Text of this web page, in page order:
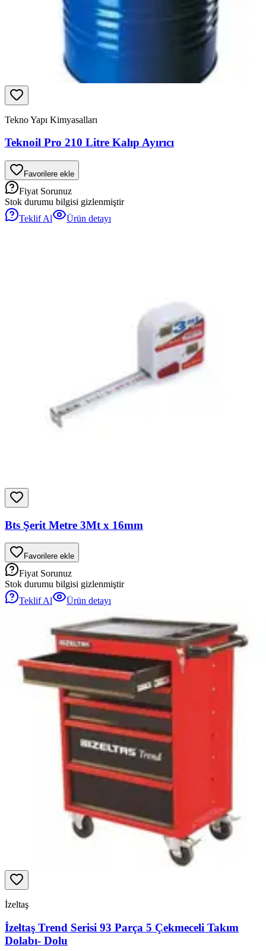
Tekno Yapı Kimyasalları
Teknoil Pro 210 Litre Kalıp Ayırıcı
Favorilere ekle
Fiyat Sorunuz
Stok durumu bilgisi gizlenmiştir
Teklif Al
Ürün detayı
Bts Şerit Metre 3Mt x 16mm
Favorilere ekle
Fiyat Sorunuz
Stok durumu bilgisi gizlenmiştir
Teklif Al
Ürün detayı
İzeltaş
İzeltaş Trend Serisi 93 Parça 5 Çekmeceli Takım
Dolabı- Dolu